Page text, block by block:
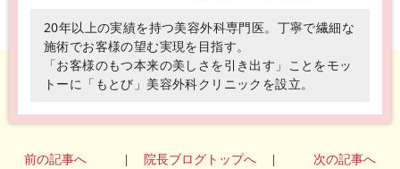
20年以上の実績を持つ美容外科専門医。丁寧で繊細な
施術でお客様の望む実現を目指す。
「お客様のもつ本来の美しさを引き出す」ことをモッ
トーに「もとび」美容外科クリニックを設立。
前の記事へ | 院長ブログトップへ | 次の記事へ